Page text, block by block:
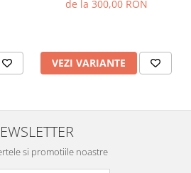
de la 300,00 RON
VEZI VARIANTE
si promotiile noastre